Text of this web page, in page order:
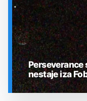
Perseverance
nestaje iza